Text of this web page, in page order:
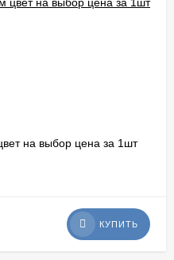
на выбор цена за 1шт
КУПИТЬ